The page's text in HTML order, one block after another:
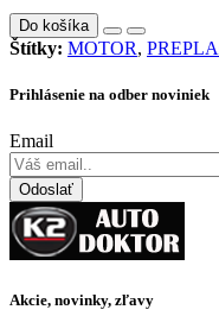
Do košíka
Štítky: MOTOR,
Prihlásenie na odber noviniek
Email
Odoslať
Akcie, novinky, zľavy